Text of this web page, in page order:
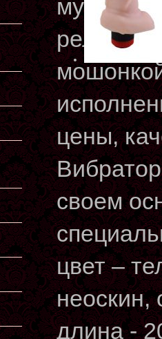
мужчины
цены,
своем
цвет –
неоскин,
длина -